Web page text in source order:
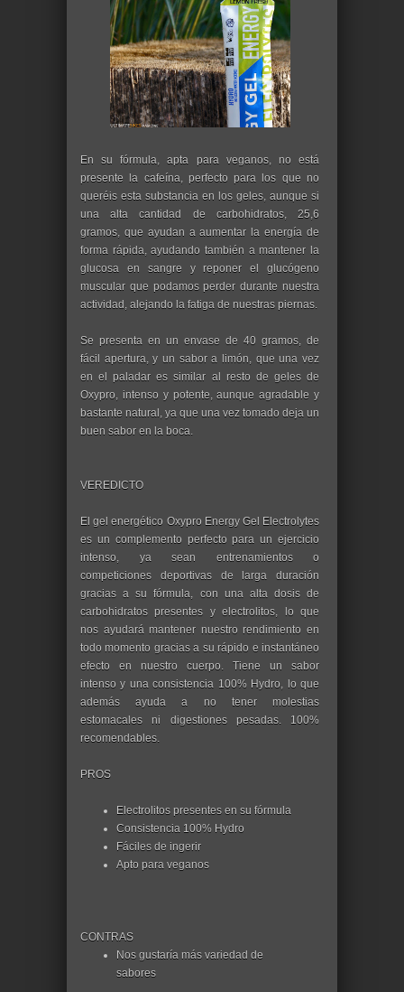
En su fórmula, apta para veganos, no está
presente la cafeína, perfecto para los que no
queréis esta substancia en los geles, aunque si
una alta cantidad de carbohidratos, 25,6
gramos, que ayudan a aumentar la energía de
forma rápida, ayudando también a mantener la
glucosa en sangre y reponer el glucógeno
muscular que podamos perder durante nuestra
actividad, alejando la fatiga de nuestras piernas.
Se presenta en un envase de 40 gramos, de
fácil apertura, y un sabor a limón, que una vez
en el paladar es similar al resto de geles de
Oxypro, intenso y potente, aunque agradable y
bastante natural, ya que una vez tomado deja un
buen sabor en la boca.
VEREDICTO
El gel energético Oxypro Energy Gel Electrolytes
es un complemento perfecto para un ejercicio
intenso, ya sean entrenamientos o
competiciones deportivas de larga duración
gracias a su fórmula, con una alta dosis de
carbohidratos presentes y electrolitos, lo que
nos ayudará mantener nuestro rendimiento en
todo momento gracias a su rápido e instantáneo
efecto en nuestro cuerpo. Tiene un sabor
intenso y una consistencia 100% Hydro, lo que
además ayuda a no tener molestias
estomacales ni digestiones pesadas. 100%
recomendables.
PROS
Electrolitos presentes en su fórmula
Consistencia 100% Hydro
Fáciles de ingerir
Apto para veganos
CONTRAS
Nos gustaría más variedad de
sabores